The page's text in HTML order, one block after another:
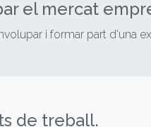
el mercat
i formar part d'una
de treball.